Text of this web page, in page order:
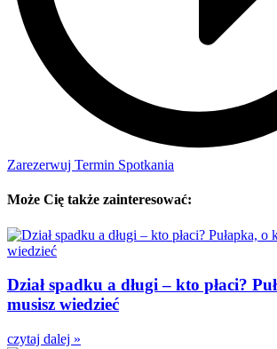
Zarezerwuj Termin Spotkania
Może Cię także zainteresować:
Dział spadku a długi – kto płaci?
musisz wiedzieć
czytaj dalej »